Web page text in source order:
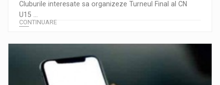
Cluburile interesate sa organizeze Turneul Final al CN
U15 ...
CONTINUARE